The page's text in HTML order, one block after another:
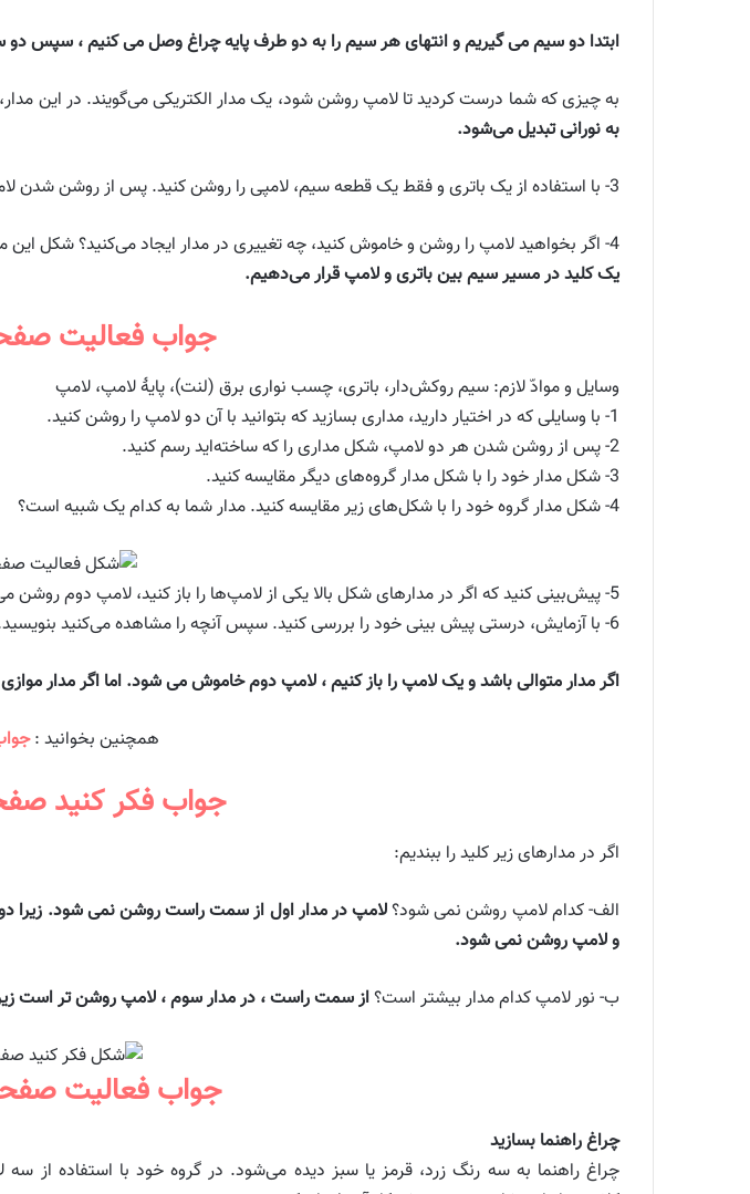
ابتدا دو سیم می گیریم و انتهای هر سیم را به دو طرف پایه چراغ وصل می کنیم ، سپس
به چیزی که شما درست کردید تا لامپ روشن شود، یک مدار الکتریکی می‌گویند. در این
به نورانی تبدیل می‌شود.
3- با استفاده از یک باتری و فقط یک قطعه سیم، لامپی را روشن کنید. پس از روشن شدن لامپ، شکل مدار را رسم کنید.
4- اگر بخواهید لامپ را روشن و خاموش کنید، چه تغییری در مدار ایجاد می‌کنید؟ شکل این مدار را رسم کنید.
یک کلید در مسیر سیم بین باتری و لامپ قرار می‌دهیم.
جواب فعالیت صفحه ۳۱ علوم
وسایل و موادّ لازم: سیم روکش‌دار، باتری، چسب نواری برق (لنت)، پایهٔ لامپ، لامپ
1- با وسایلی که در اختیار دارید، مداری بسازید که بتوانید با آن دو لامپ را روشن کنید.
2- پس از روشن شدن هر دو لامپ، شکل مداری را که ساخته‌اید رسم کنید.
3- شکل مدار خود را با شکل مدار گروه‌های دیگر مقایسه کنید.
4- شکل مدار گروه خود را با شکل‌های زیر مقایسه کنید. مدار شما به کدام یک شبیه است؟
5- پیش‌بینی کنید که اگر در مدارهای شکل بالا یکی از لامپ‌ها را باز کنید، لامپ دوم روشن می‌ماند؟ یا خیر؟
6- با آزمایش، درستی پیش بینی خود را بررسی کنید. سپس آنچه را مشاهده می‌کنید بنویسید.
اگر مدار متوالی باشد و یک لامپ را باز کنیم ، لامپ دوم خاموش می شود. اما اگر مدار
همچنین بخوانید :جواب
جواب فکر کنید صفحه ۳۲ علوم
اگر در مدارهای زیر کلید را ببندیم:
الف- کدام لامپ روشن نمی شود؟لامپ در مدار اول از سمت راست روشن نمی شود. زیرا دو
و لامپ روشن نمی شود.
ب- نور لامپ کدام مدار بیشتر است؟از سمت راست ، در مدار سوم ، لامپ روشن تر است زیرا این مدار دارای 2 باتری است و
جواب فعالیت صفحه ۳۳ علوم
چراغ راهنما بسازید
چراغ راهنما به سه رنگ زرد، قرمز یا سبز دیده می‌شود. در گروه خود با استفاده از